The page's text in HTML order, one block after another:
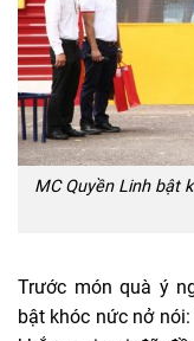
MC Quyền Linh bật
Trước món quà ý
bật khóc nức nở